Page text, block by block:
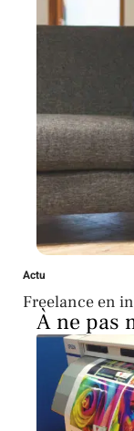
Actu
Freelance en
À ne pas